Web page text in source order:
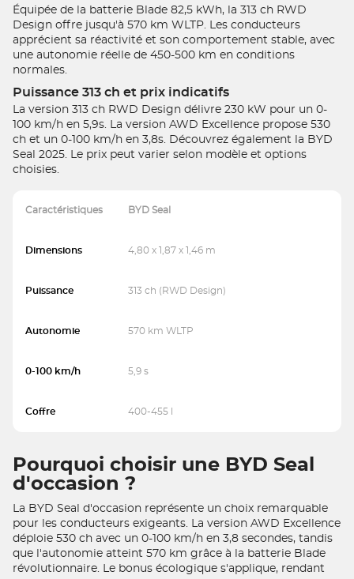
Équipée de la batterie Blade 82,5 kWh, la 313 ch RWD
Design offre jusqu'à 570 km WLTP. Les conducteurs
apprécient sa réactivité et son comportement stable, avec
une autonomie réelle de 450-500 km en conditions
normales.
Puissance 313 ch et prix indicatifs
La version 313 ch RWD Design délivre 230 kW pour un 0-
100 km/h en 5,9s. La version AWD Excellence propose 530
ch et un 0-100 km/h en 3,8s. Découvrez également la BYD
Seal 2025. Le prix peut varier selon modèle et options
choisies.
Caractéristiques BYD Seal
Dimensions 4,80 x 1,87 x 1,46 m
Puissance 313 ch (RWD Design)
Autonomie 570 km WLTP
0-100 km/h 5,9 s
Coffre 400-455 l
Pourquoi choisir une BYD Seal
d'occasion ?
La BYD Seal d'occasion représente un choix remarquable
pour les conducteurs exigeants. La version AWD Excellence
déploie 530 ch avec un 0-100 km/h en 3,8 secondes, tandis
que l'autonomie atteint 570 km grâce à la batterie Blade
révolutionnaire. Le bonus écologique s'applique, rendant